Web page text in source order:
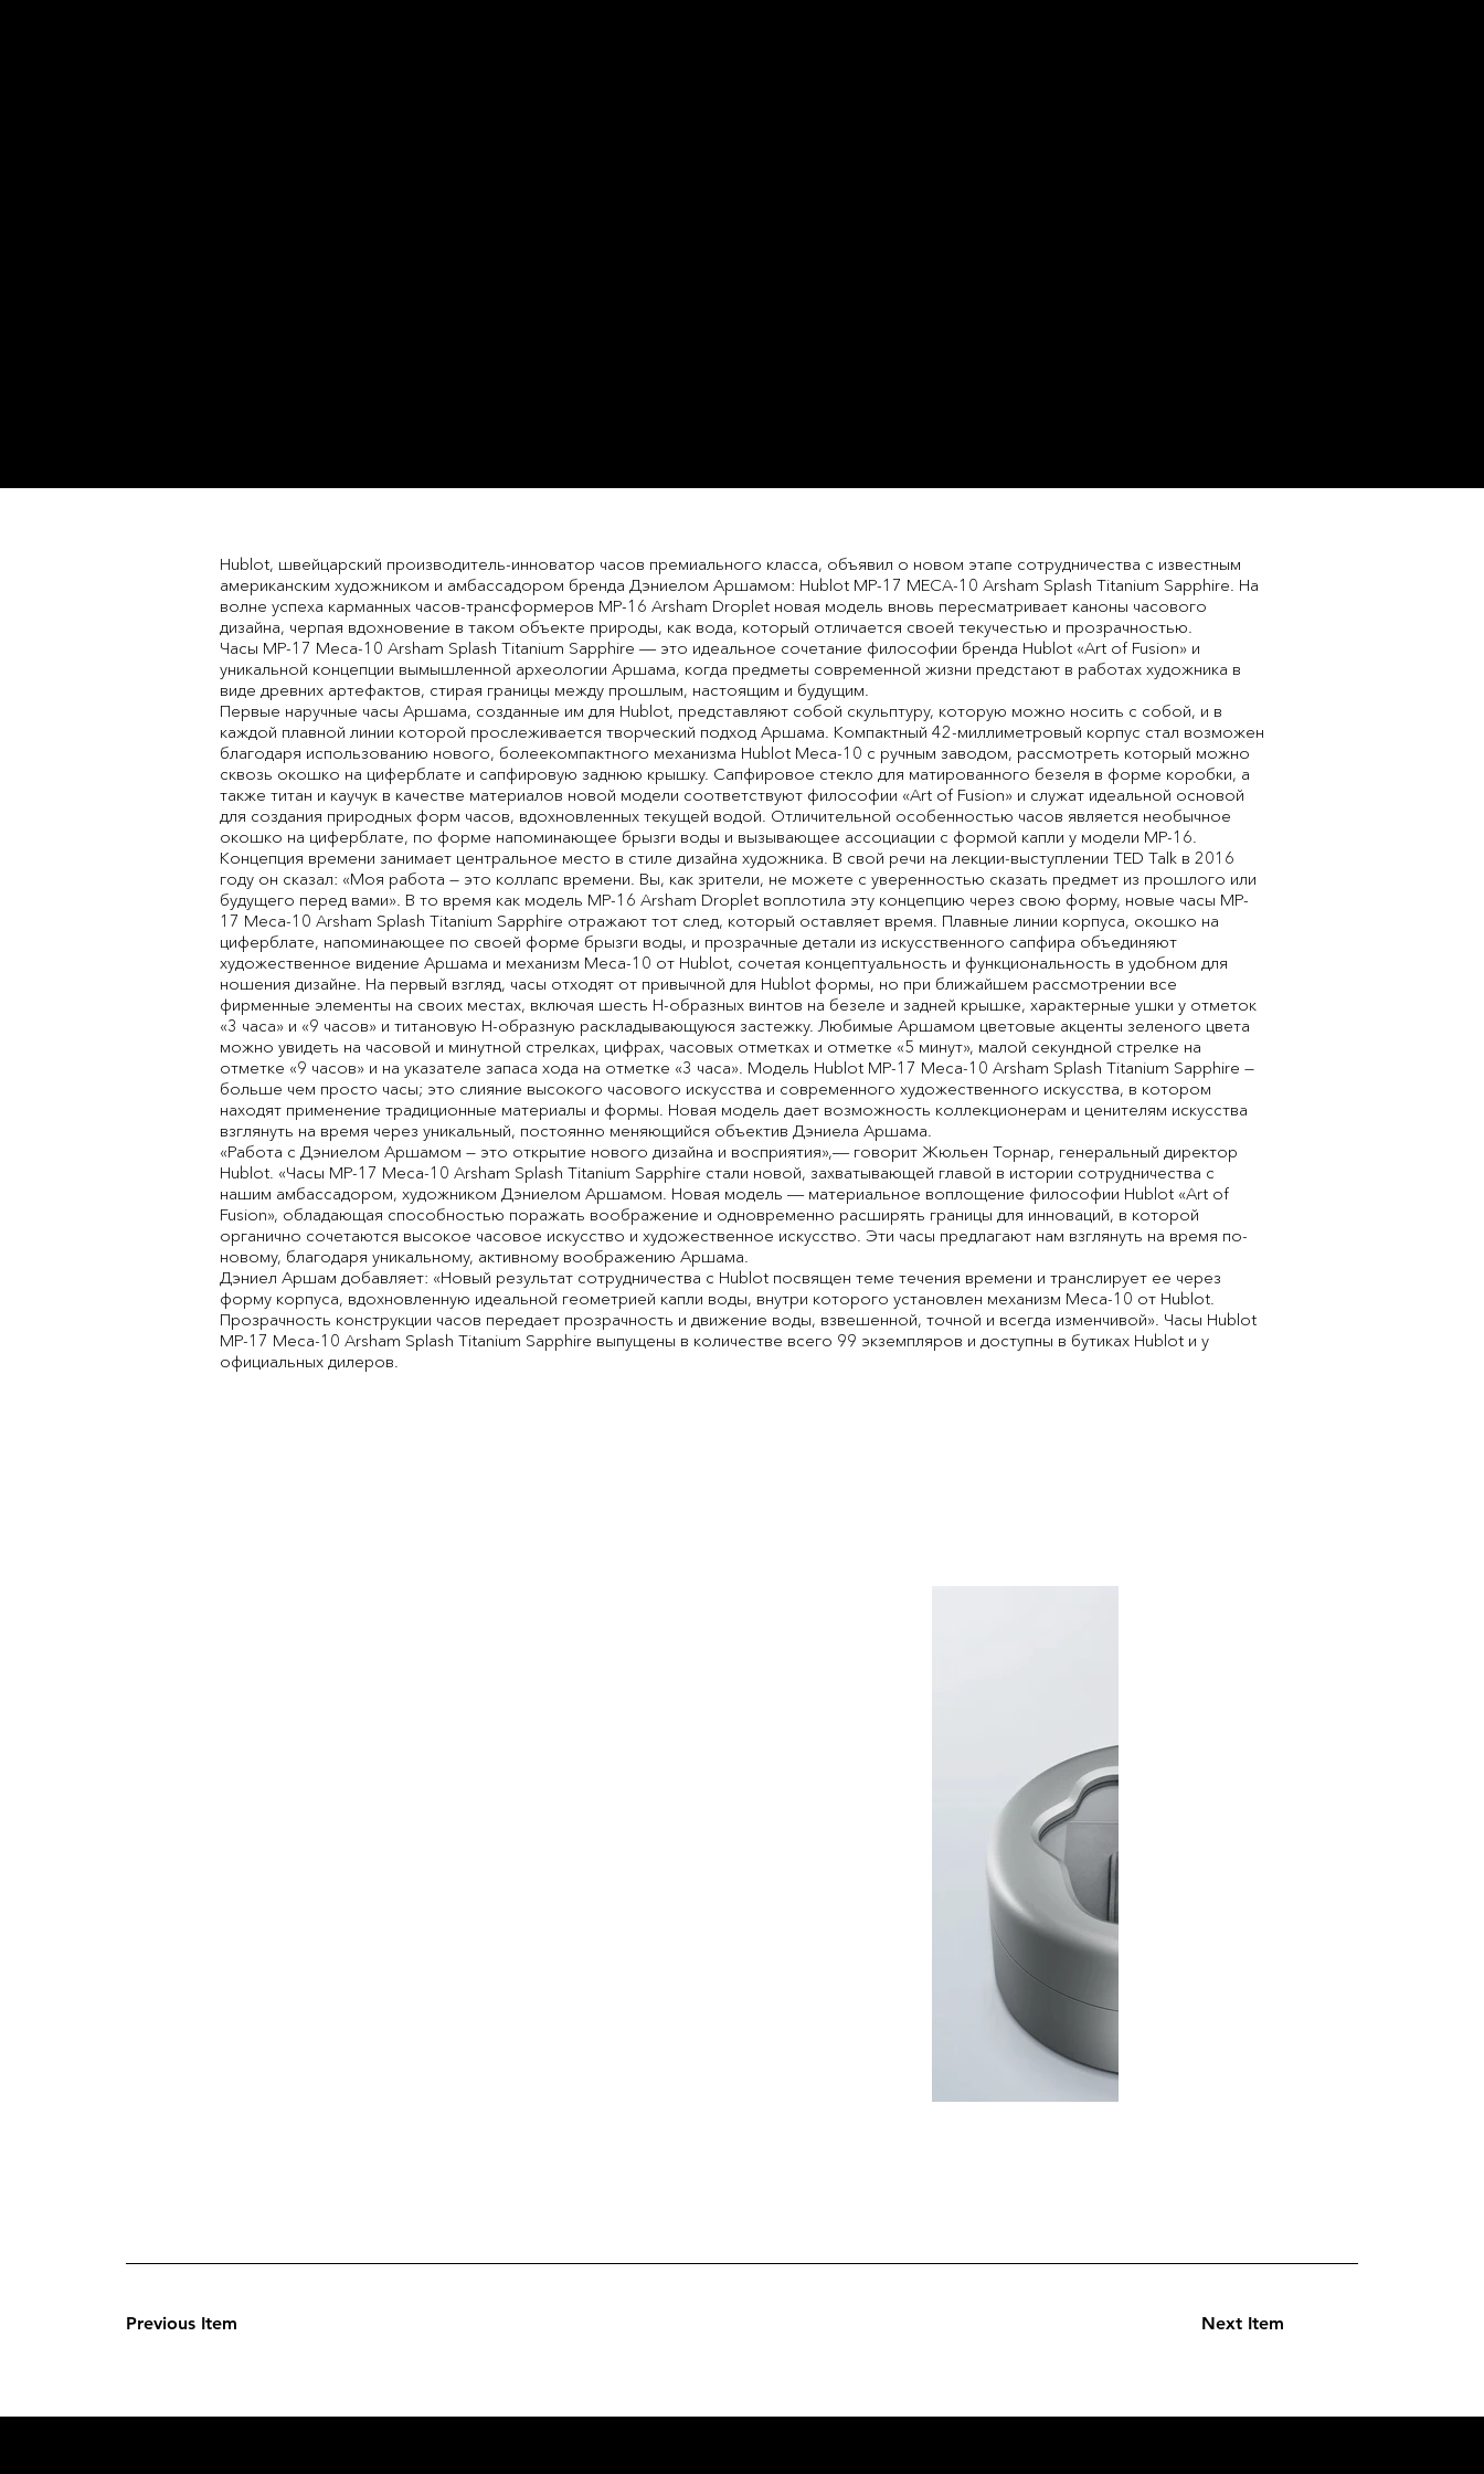
Hublot, швейцарский производитель-инноватор часов премиального класса, объявил о новом этапе сотрудничества с известным
американским художником и амбассадором бренда Дэниелом Аршамом: Hublot MP-17 MECA-10 Arsham Splash Titanium Sapphire. На
волне успеха карманных часов-трансформеров MP-16 Arsham Droplet новая модель вновь пересматривает каноны часового
дизайна, черпая вдохновение в таком объекте природы, как вода, который отличается своей текучестью и прозрачностью.
Часы MP-17 Meca-10 Arsham Splash Titanium Sapphire ― это идеальное сочетание философии бренда Hublot «Art of Fusion» и
уникальной концепции вымышленной археологии Аршама, когда предметы современной жизни предстают в работах художника в
виде древних артефактов, стирая границы между прошлым, настоящим и будущим.
Первые наручные часы Аршама, созданные им для Hublot, представляют собой скульптуру, которую можно носить с собой, и в
каждой плавной линии которой прослеживается творческий подход Аршама. Компактный 42-миллиметровый корпус стал возможен
благодаря использованию нового, болеекомпактного механизма Hublot Meca-10 с ручным заводом, рассмотреть который можно
сквозь окошко на циферблате и сапфировую заднюю крышку. Сапфировое стекло для матированного безеля в форме коробки, а
также титан и каучук в качестве материалов новой модели соответствуют философии «Art of Fusion» и служат идеальной основой
для создания природных форм часов, вдохновленных текущей водой. Отличительной особенностью часов является необычное
окошко на циферблате, по форме напоминающее брызги воды и вызывающее ассоциации с формой капли у модели MP-16.
Концепция времени занимает центральное место в стиле дизайна художника. В свой речи на лекции-выступлении TED Talk в 2016
году он сказал: «Моя работа — это коллапс времени. Вы, как зрители, не можете с уверенностью сказать предмет из прошлого или
будущего перед вами». В то время как модель MP-16 Arsham Droplet воплотила эту концепцию через свою форму, новые часы MP-
17 Meca-10 Arsham Splash Titanium Sapphire отражают тот след, который оставляет время. Плавные линии корпуса, окошко на
циферблате, напоминающее по своей форме брызги воды, и прозрачные детали из искусственного сапфира объединяют
художественное видение Аршама и механизм Meca-10 от Hublot, сочетая концептуальность и функциональность в удобном для
ношения дизайне. На первый взгляд, часы отходят от привычной для Hublot формы, но при ближайшем рассмотрении все
фирменные элементы на своих местах, включая шесть Н-образных винтов на безеле и задней крышке, характерные ушки у отметок
«3 часа» и «9 часов» и титановую H-образную раскладывающуюся застежку. Любимые Аршамом цветовые акценты зеленого цвета
можно увидеть на часовой и минутной стрелках, цифрах, часовых отметках и отметке «5 минут», малой секундной стрелке на
отметке «9 часов» и на указателе запаса хода на отметке «3 часа». Модель Hublot MP-17 Meca-10 Arsham Splash Titanium Sapphire —
больше чем просто часы; это слияние высокого часового искусства и современного художественного искусства, в котором
находят применение традиционные материалы и формы. Новая модель дает возможность коллекционерам и ценителям искусства
взглянуть на время через уникальный, постоянно меняющийся объектив Дэниела Аршама.
«Работа с Дэниелом Аршамом — это открытие нового дизайна и восприятия»,― говорит Жюльен Торнар, генеральный директор
Hublot. «Часы MP-17 Meca-10 Arsham Splash Titanium Sapphire стали новой, захватывающей главой в истории сотрудничества с
нашим амбассадором, художником Дэниелом Аршамом. Новая модель ― материальное воплощение философии Hublot «Art of
Fusion», обладающая способностью поражать воображение и одновременно расширять границы для инноваций, в которой
органично сочетаются высокое часовое искусство и художественное искусство. Эти часы предлагают нам взглянуть на время по-
новому, благодаря уникальному, активному воображению Аршама.
Дэниел Аршам добавляет: «Новый результат сотрудничества с Hublot посвящен теме течения времени и транслирует ее через
форму корпуса, вдохновленную идеальной геометрией капли воды, внутри которого установлен механизм Meca-10 от Hublot.
Прозрачность конструкции часов передает прозрачность и движение воды, взвешенной, точной и всегда изменчивой». Часы Hublot
MP-17 Meca-10 Arsham Splash Titanium Sapphire выпущены в количестве всего 99 экземпляров и доступны в бутиках Hublot и у
официальных дилеров.
Next Item
Previous Item